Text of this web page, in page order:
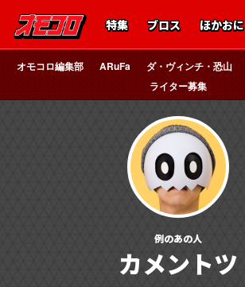
特集 ブロス ほかおに
オモコロ編集部 ARuFa ダ・ヴィンチ・恐山
ライター募集
例のあの人
カメントツ